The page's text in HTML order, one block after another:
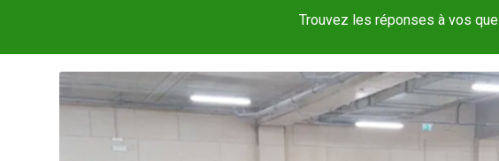
Trouvez les réponses à vos